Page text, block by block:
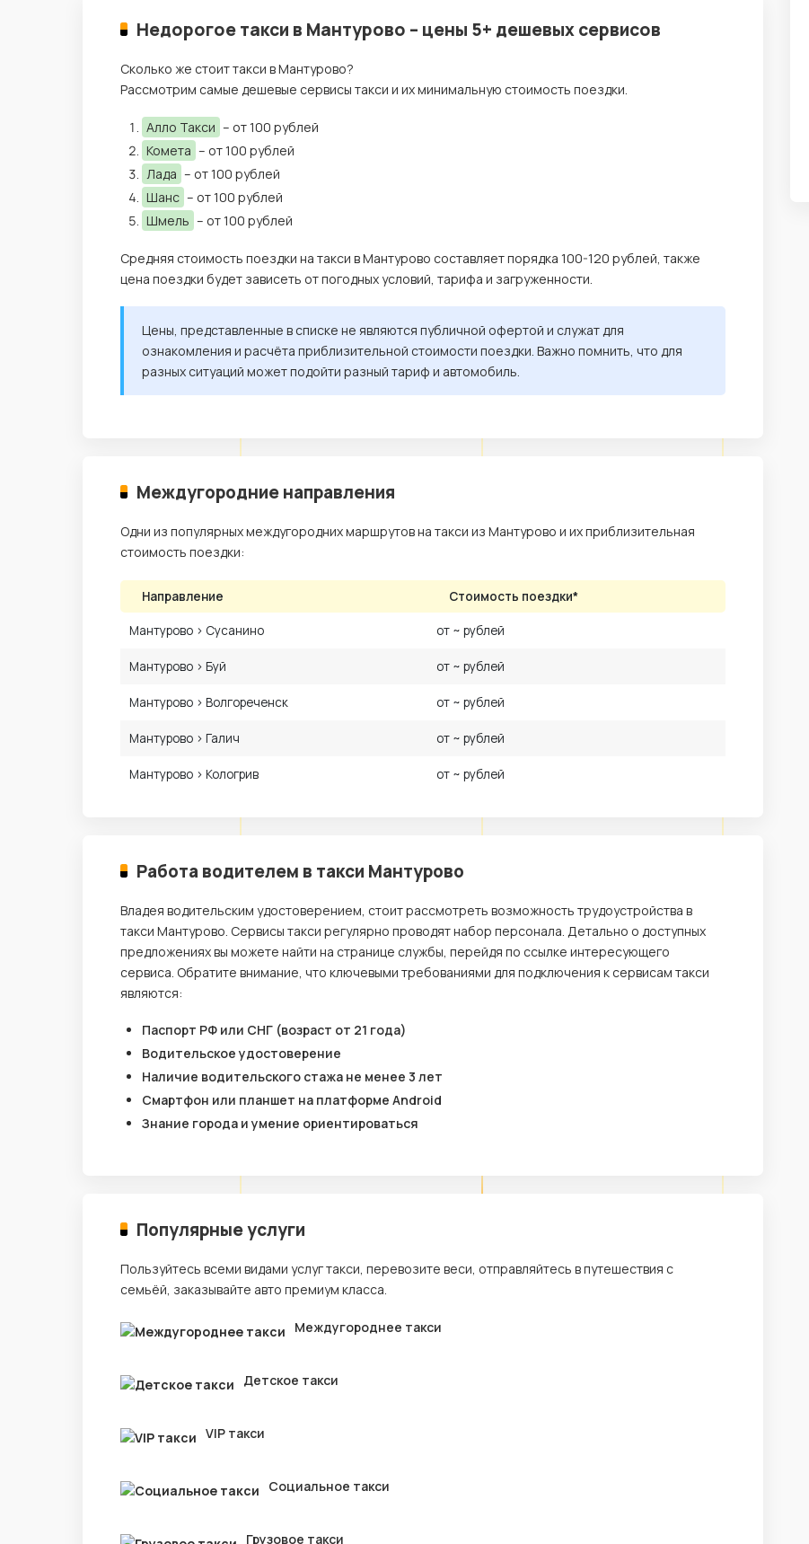
Недорогое такси в Мантурово – цены 5+ дешевых сервисов
Сколько же стоит такси в Мантурово?
Рассмотрим самые дешевые сервисы такси и их минимальную стоимость поездки.
Алло Такси – от 100 рублей
Комета – от 100 рублей
Лада – от 100 рублей
Шанс – от 100 рублей
Шмель – от 100 рублей
Средняя стоимость поездки на такси в Мантурово составляет порядка 100-120 рублей, также
цена поездки будет зависеть от погодных условий, тарифа и загруженности.
Цены, представленные в списке не являются публичной офертой и служат для
ознакомления и расчёта приблизительной стоимости поездки. Важно помнить, что для
разных ситуаций может подойти разный тариф и автомобиль.
Междугородние направления
Одни из популярных междугородних маршрутов на такси из Мантурово и их приблизительная
стоимость поездки:
Направление Стоимость поездки*
Мантурово › Сусанино от ~ рублей
Мантурово › Буй от ~ рублей
Мантурово › Волгореченск от ~ рублей
Мантурово › Галич от ~ рублей
Мантурово › Кологрив от ~ рублей
Работа водителем в такси Мантурово
Владея водительским удостоверением, стоит рассмотреть возможность трудоустройства в
такси Мантурово. Сервисы такси регулярно проводят набор персонала. Детально о доступных
предложениях вы можете найти на странице службы, перейдя по ссылке интересующего
сервиса. Обратите внимание, что ключевыми требованиями для подключения к сервисам такси
являются:
Паспорт РФ или СНГ (возраст от 21 года)
Водительское удостоверение
Наличие водительского стажа не менее 3 лет
Смартфон или планшет на платформе Android
Знание города и умение ориентироваться
Популярные услуги
Пользуйтесь всеми видами услуг такси, перевозите веси, отправляйтесь в путешествия с
семьёй, заказывайте авто премиум класса.
Междугороднее такси
Детское такси
VIP такси
Социальное такси
Грузовое такси